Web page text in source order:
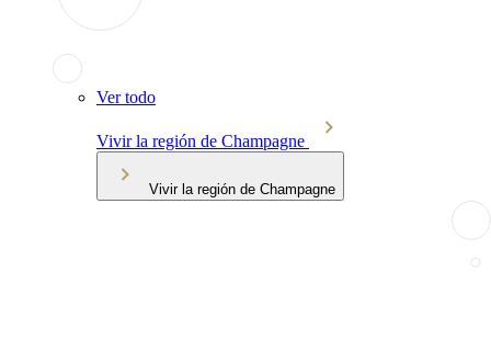
Ver todo
Vivir la región de Champagne
Vivir la región de Champagne